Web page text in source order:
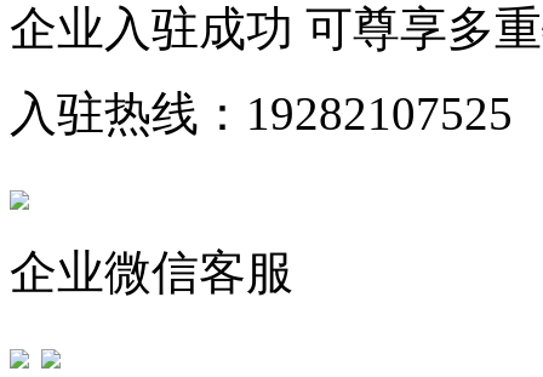
企业入驻成功 可尊享多
入驻热线：19282107525
企业微信客服